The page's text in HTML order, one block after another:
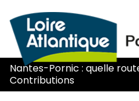
Nantes-Pornic : quelle
Contributions